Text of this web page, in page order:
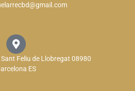
Feliu de Llobregat 08980
ES